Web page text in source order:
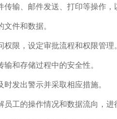
输、邮件发送、打印等操作，
件和数据。
限，设定审批流程和权限管理
和存储过程中的安全性。
发出警示并采取相应措施。
工的操作情况和数据流向，进